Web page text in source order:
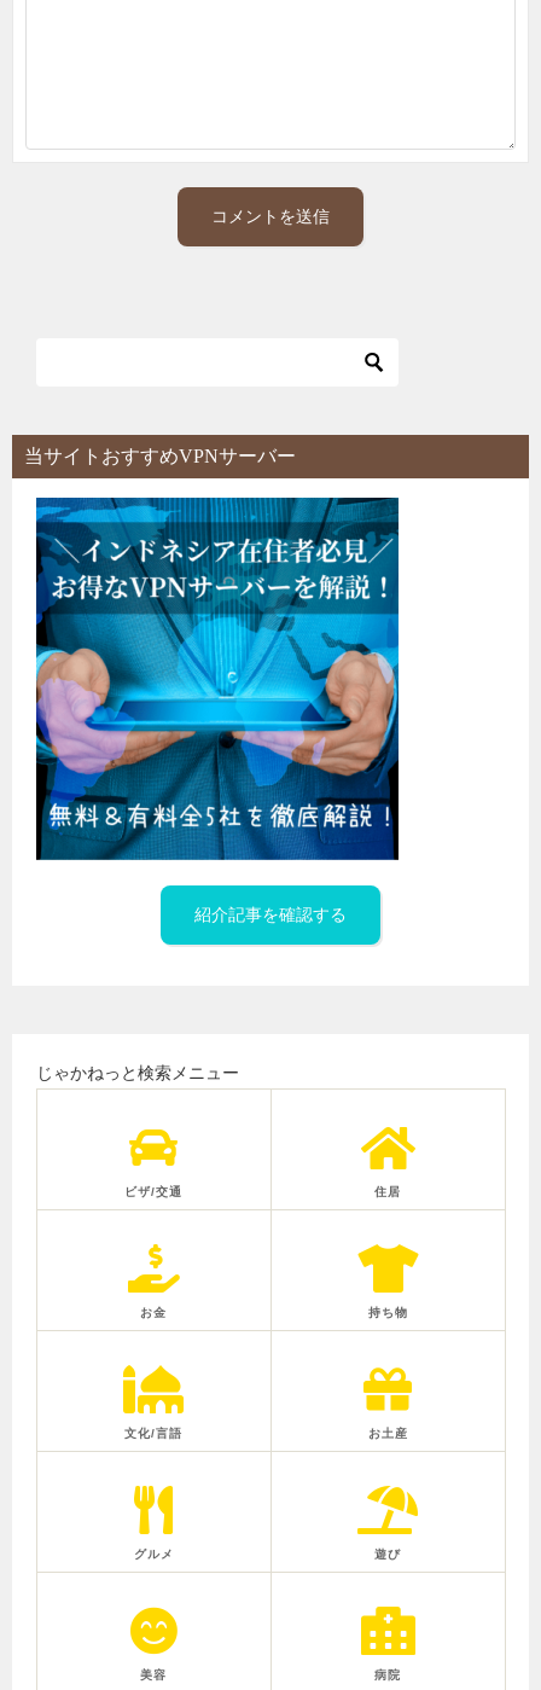
当サイトおすすめVPNサーバー
紹介記事を確認する
じゃかねっと検索メニュー
ビザ/交通 住居
お金 持ち物
文化/言語 お土産
グルメ 遊び
美容 病院